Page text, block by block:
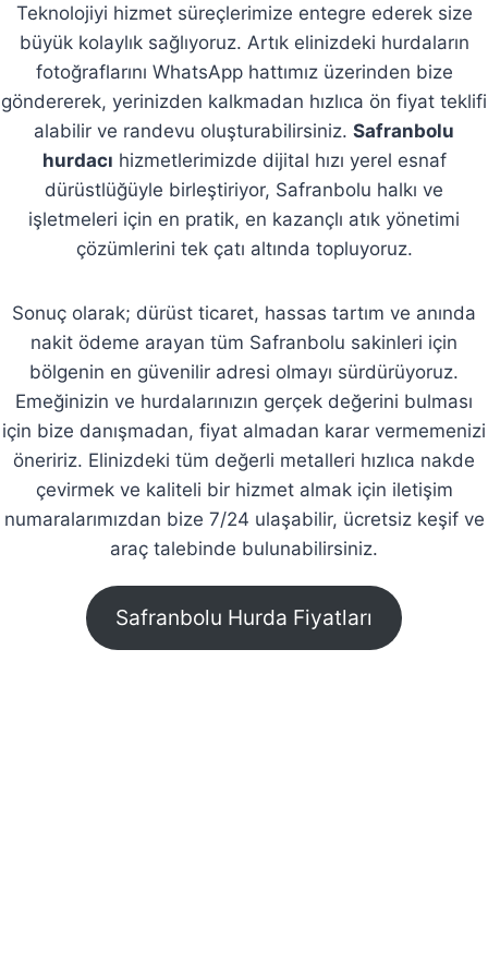
Teknolojiyi hizmet süreçlerimize entegre ederek size
büyük kolaylık sağlıyoruz. Artık elinizdeki hurdaların
fotoğraflarını WhatsApp hattımız üzerinden bize
göndererek, yerinizden kalkmadan hızlıca ön fiyat teklifi
alabilir ve randevu oluşturabilirsiniz. Safranbolu
hurdacı hizmetlerimizde dijital hızı yerel esnaf
dürüstlüğüyle birleştiriyor, Safranbolu halkı ve
işletmeleri için en pratik, en kazançlı atık yönetimi
çözümlerini tek çatı altında topluyoruz.
Sonuç olarak; dürüst ticaret, hassas tartım ve anında
nakit ödeme arayan tüm Safranbolu sakinleri için
bölgenin en güvenilir adresi olmayı sürdürüyoruz.
Emeğinizin ve hurdalarınızın gerçek değerini bulması
için bize danışmadan, fiyat almadan karar vermemenizi
öneririz. Elinizdeki tüm değerli metalleri hızlıca nakde
çevirmek ve kaliteli bir hizmet almak için iletişim
numaralarımızdan bize 7/24 ulaşabilir, ücretsiz keşif ve
araç talebinde bulunabilirsiniz.
Safranbolu Hurda Fiyatları